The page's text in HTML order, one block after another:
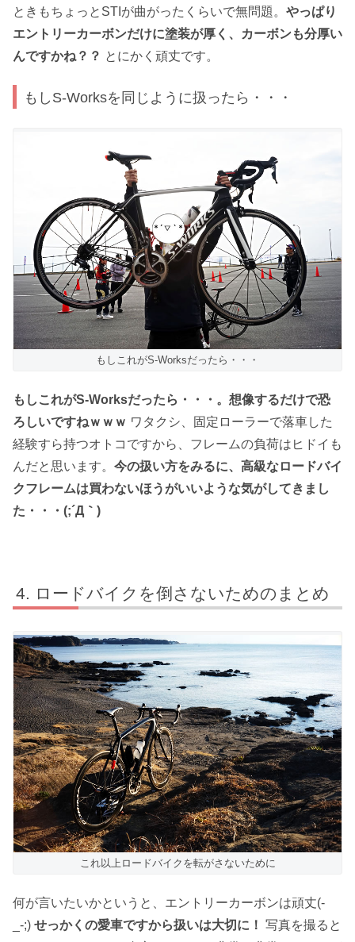
ときもちょっとSTIが曲がったくらいで無問題。 やっぱり
エントリーカーボンだけに塗装が厚く、カーボンも分厚い
んですかね？？ とにかく頑丈です。
もしS-Worksを同じように扱ったら・・・
もしこれがS-Worksだったら・・・
もしこれがS-Worksだったら・・・。想像するだけで恐
ろしいですねｗｗｗ ワタクシ、固定ローラーで落車した
経験すら持つオトコですから、フレームの負荷はヒドイも
んだと思います。 今の扱い方をみるに、高級なロードバイ
クフレームは買わないほうがいいような気がしてきまし
た・・・(;´Д｀)
ロードバイクを倒さないためのまとめ
これ以上ロードバイクを転がさないために
何が言いたいかというと、エントリーカーボンは頑丈(-
_-;) せっかくの愛車ですから扱いは大切に！ 写真を撮ると